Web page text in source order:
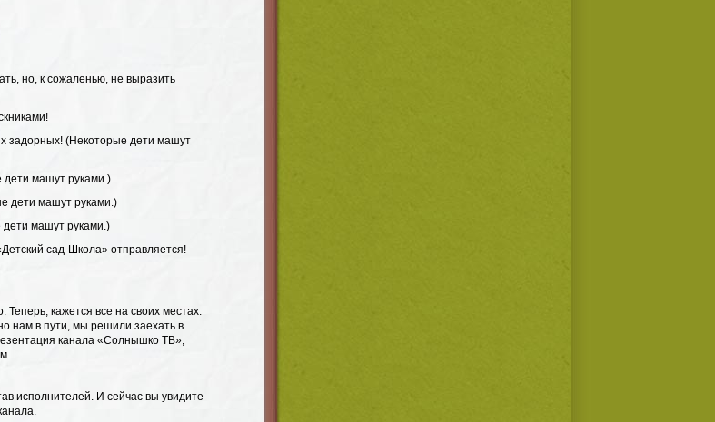
но, к сожаленью, не выразить
(Некоторые дети машут
машут руками.)
дети машут руками.)
машут руками.)
сад-Школа» отправляется!
кажется все на своих местах.
нам в пути, мы решили заехать в
канала «Солнышко ТВ»,
исполнителей. И сейчас вы увидите